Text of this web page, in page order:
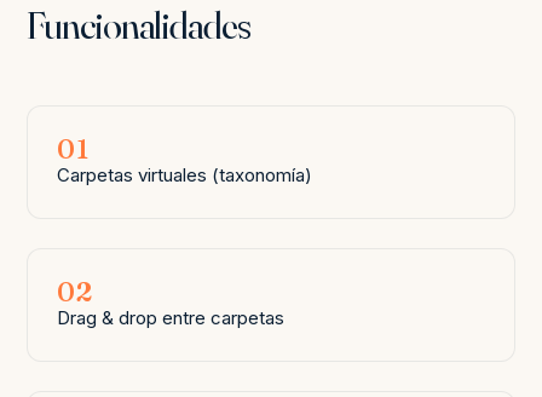
Funcionalidades
01
Carpetas virtuales (taxonomía)
02
Drag & drop entre carpetas